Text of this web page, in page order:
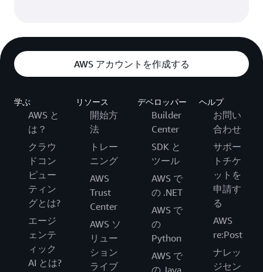
AWS アカウントを作成する
学ぶ
AWS と
は？
クラウ
ドコン
ピュー
ティン
グとは?
エージ
ェンテ
ィック
AI とは?
リソース
開始方
法
トレー
ニング
AWS
Trust
Center
AWS ソ
リュー
ション
ライブ
デベロッパー
Builder
Center
SDK と
ツール
AWS で
の .NET
AWS で
の
Python
AWS で
ヘルプ
お問い
合わせ
サポー
トチケ
ットを
申請す
る
AWS
re:Post
ナレッ
ジセン